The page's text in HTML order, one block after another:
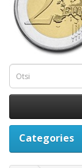
Categories